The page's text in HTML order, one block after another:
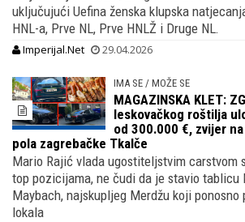
uključujući Uefina ženska klupska
HNL-a, Prve NL, Prve HNLŽ i Druge NL.
Imperijal.Net 29.04.2026
IMA SE / MOŽE SE
MAGAZINSKA KLET:
leskovačkog roštilja
od 300.000 €, zvijer
pola zagrebačke Tkalče
Mario Rajić vlada ugostiteljstvim carstvom
top pozicijama, ne čudi da je stavio tablicu
Maybach, najskupljeg Merdžu koji ponosno
lokala